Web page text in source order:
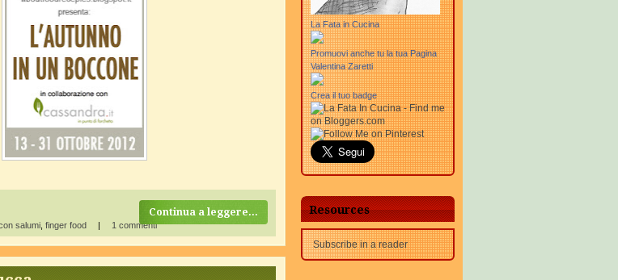
Continua a leggere...
salumi finger food | 1 commenti
La Fata in Cucina
Promuovi anche tu la tua Pagina
Valentina Zaretti
Crea il tuo badge
Resources
Subscribe in a reader